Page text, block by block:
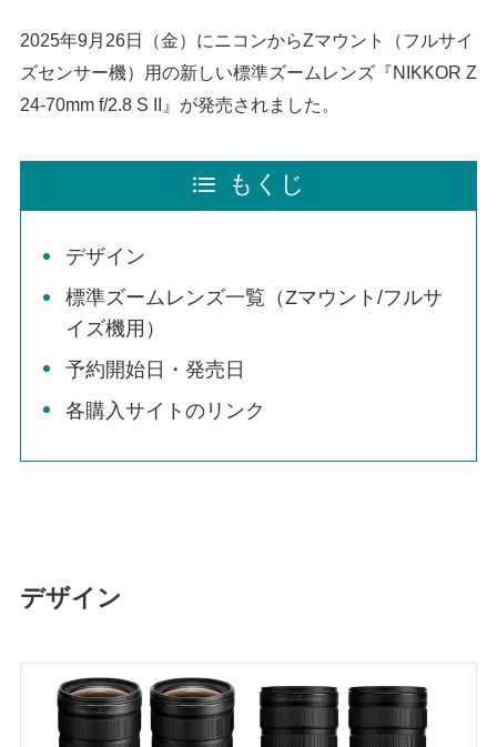
2025年9月26日（金）にニコンからZマウント（フルサイ
ズセンサー機）用の新しい標準ズームレンズ『NIKKOR Z
24-70mm f/2.8 S II』が発売されました。
もくじ
デザイン
標準ズームレンズ一覧（Zマウント/フルサ
イズ機用）
予約開始日・発売日
各購入サイトのリンク
デザイン